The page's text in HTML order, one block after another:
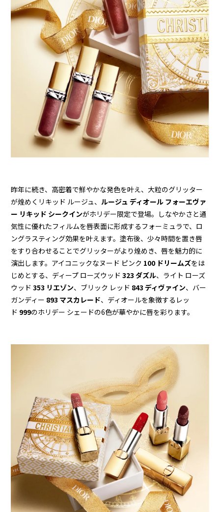
昨年に続き、高密着で鮮やかな発色を叶え、大粒のグリッター
が煌めくリキッド ルージュ、 ルージュ ディオール フォーエヴァ
ー リキッド シークインがホリデー限定で登場。しなやかさと通
気性に優れたフィルムを唇表面に形成するフォーミュラで、ロ
ングラスティング効果を叶えます。塗布後、少々時間を置き唇
をすり合わせることでグリッターがより煌めき、唇を魅力的に
演出します。アイコニックなヌード ピンク 100 ドリームズをは
じめとする、ディープ ローズウッド 323 ダズル、ライト ローズ
ウッド 353 リエゾン、ブリック レッド 843 ディヴァイン、バー
ガンディー 893 マスカレード、ディオールを象徴するレッ
ド 999のホリデー シェードの6色が華やかに唇を彩ります。